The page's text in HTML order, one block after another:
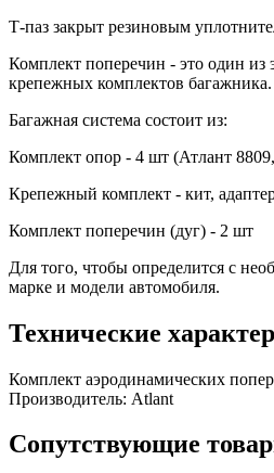
Т-паз закрыт резиновым
Комплект поперечин - это один из
крепежных комплектов багажника.
Багажная система состоит из:
Комплект опор - 4 шт (Атлант
Крепежный комплект - кит,
Комплект поперечин (дуг) - 2 шт
Для того, чтобы определится с
марке и модели автомобиля.
Технические
Комплект аэродинамических
Производитель: Atlant
Сопутствующие